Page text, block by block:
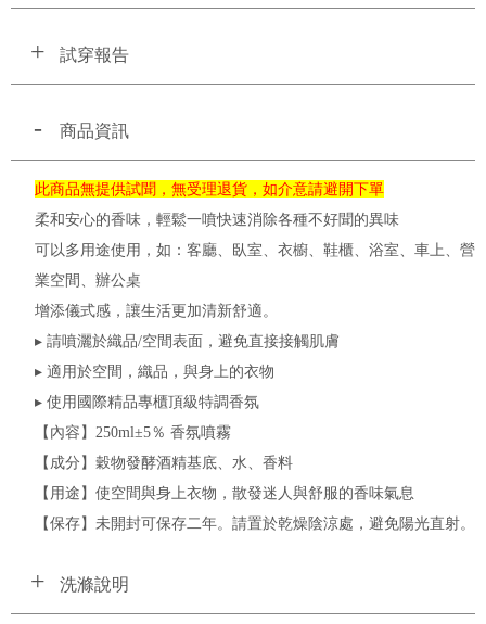
試穿報告
商品資訊
此商品無提供試聞，無受理退貨，如介意請避開下單
柔和安心的香味，輕鬆一噴快速消除各種不好聞的異味
可以多用途使用，如：客廳、臥室、衣櫥、鞋櫃、浴室、車上、營
業空間、辦公桌
增添儀式感，讓生活更加清新舒適。
▸ 請噴灑於織品/空間表面，避免直接接觸肌膚
▸ 適用於空間，織品，與身上的衣物
▸ 使用國際精品專櫃頂級特調香氛
【內容】250ml±5％ 香氛噴霧
【成分】穀物發酵酒精基底、水、香料
【用途】使空間與身上衣物，散發迷人與舒服的香味氣息
【保存】未開封可保存二年。請置於乾燥陰涼處，避免陽光直射。
洗滌說明